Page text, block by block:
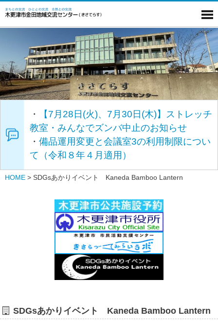
・
【7月28日(火)、7月30日(木)】ストレッチ
教室・みんなでズンバ中止のお知らせ
・ 備品運用変更と会議室3の利用制限につい
て（令和８年４月適用）
HOME > SDGsあかりイベント Kaneda Bamboo Lantern
SDGsあかりイベント Kaneda Bamboo Lantern